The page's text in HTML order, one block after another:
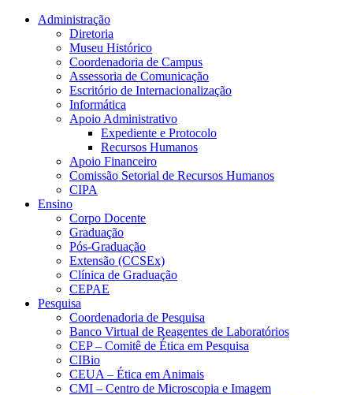
Conteúdo principal Menu principal
Administração
Diretoria
Museu Histórico
Coordenadoria de Campus
Assessoria de Comunicação
Escritório de Internacionalização
Informática
Apoio Administrativo
Expediente e Protocolo
Recursos Humanos
Apoio Financeiro
Comissão Setorial de Recursos Humanos
CIPA
Ensino
Corpo Docente
Graduação
Pós-Graduação
Extensão (CCSEx)
Clínica de Graduação
CEPAE
Pesquisa
Coordenadoria de Pesquisa
Banco Virtual de Reagentes de Laboratórios
CEP – Comitê de Ética em Pesquisa
CIBio
CEUA – Ética em Animais
CMI – Centro de Microscopia e Imagem